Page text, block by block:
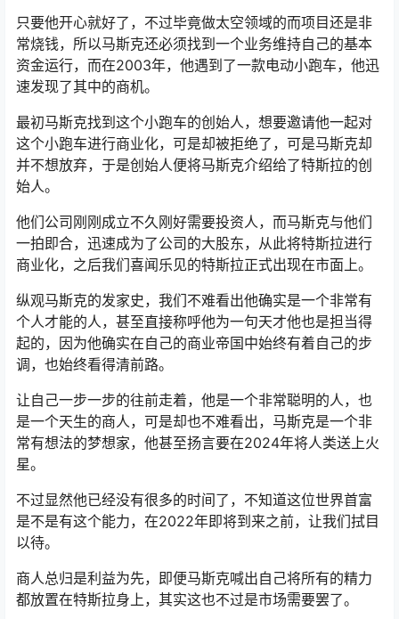
只要他开心就好了，不过毕竟做太空领域的而项目还是非
常烧钱，所以马斯克还必须找到一个业务维持自己的基本
资金运行，而在2003年，他遇到了一款电动小跑车，他迅
速发现了其中的商机。
最初马斯克找到这个小跑车的创始人，想要邀请他一起对
这个小跑车进行商业化，可是却被拒绝了，可是马斯克却
并不想放弃，于是创始人便将马斯克介绍给了特斯拉的创
始人。
他们公司刚刚成立不久刚好需要投资人，而马斯克与他们
一拍即合，迅速成为了公司的大股东，从此将特斯拉进行
商业化，之后我们喜闻乐见的特斯拉正式出现在市面上。
纵观马斯克的发家史，我们不难看出他确实是一个非常有
个人才能的人，甚至直接称呼他为一句天才他也是担当得
起的，因为他确实在自己的商业帝国中始终有着自己的步
调，也始终看得清前路。
让自己一步一步的往前走着，他是一个非常聪明的人，也
是一个天生的商人，可是却也不难看出，马斯克是一个非
常有想法的梦想家，他甚至扬言要在2024年将人类送上火
星。
不过显然他已经没有很多的时间了，不知道这位世界首富
是不是有这个能力，在2022年即将到来之前，让我们拭目
以待。
商人总归是利益为先，即便马斯克喊出自己将所有的精力
都放置在特斯拉身上，其实这也不过是市场需要罢了。